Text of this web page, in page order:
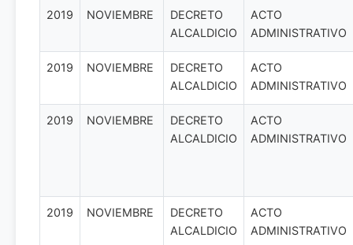
2019 NOVIEMBRE
DECRETO
ALCALDICIO
ACTO
ADMINISTRATIVO
2019 NOVIEMBRE
DECRETO
ALCALDICIO
ACTO
ADMINISTRATIVO
2019 NOVIEMBRE
DECRETO
ALCALDICIO
ACTO
ADMINISTRATIVO
2019 NOVIEMBRE
DECRETO
ALCALDICIO
ACTO
ADMINISTRATIVO